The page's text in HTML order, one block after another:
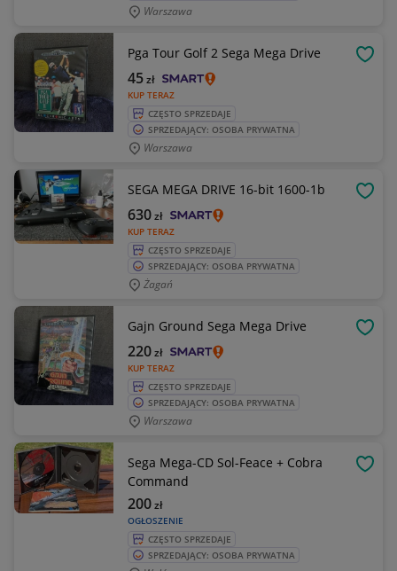
Warszawa
Pga Tour Golf 2 Sega Mega Drive
KUP TERAZ
45zł
CZĘSTO SPRZEDAJE
SPRZEDAJĄCY: OSOBA PRYWATNA
Warszawa
SEGA MEGA DRIVE 16-bit 1600-1b
KUP TERAZ
630zł
CZĘSTO SPRZEDAJE
SPRZEDAJĄCY: OSOBA PRYWATNA
Żagań
Gajn Ground Sega Mega Drive
KUP TERAZ
220zł
CZĘSTO SPRZEDAJE
SPRZEDAJĄCY: OSOBA PRYWATNA
Warszawa
Sega Mega-CD Sol-Feace + Cobra
Command
OGŁOSZENIE
200zł
CZĘSTO SPRZEDAJE
SPRZEDAJĄCY: OSOBA PRYWATNA